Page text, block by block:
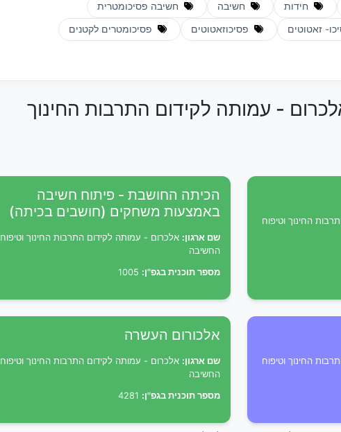
חידות חשיבה חשיבה פסיכומטרית
זאטוטים פסיכוזאטוטים פסיכומטרים לקטנים
- עמותה לקידום התרבות החינוך
החינוך וטיפוח
הכיתה החושבת - פיתוח חשיבה
באמצעות משחקים (חושבים בכיתה)
שם ארגון: אלכרום - עמותה לקידום התרבות החינוך וטיפוח
החשיבה
מספר תוכנית בגפ"ן:
החינוך וטיפוח
אלכורום העשרה
שם ארגון: אלכרום - עמותה לקידום התרבות החינוך וטיפוח
החשיבה
מספר תוכנית בגפ"ן: